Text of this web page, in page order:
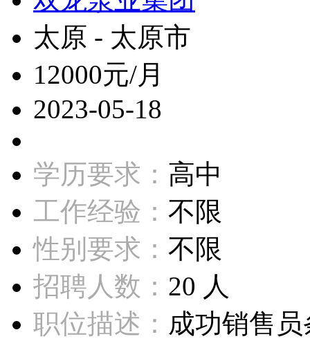
太原 - 太原市
12000元/月
2023-05-18
学历要求： 高中
工作经验： 不限
性别要求： 不限
招聘人数： 20 人
职位描述： 成功销售